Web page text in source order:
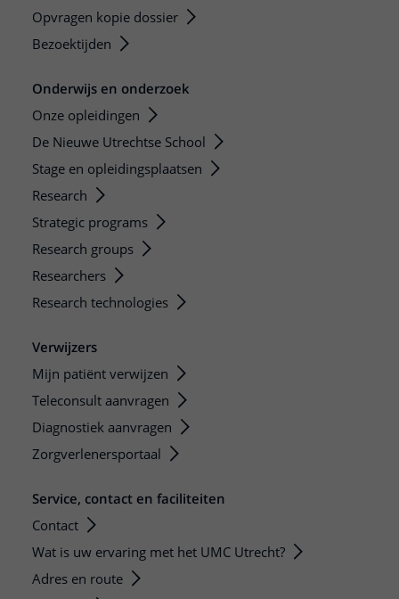
Opvragen kopie dossier
Bezoektijden
Onderwijs en onderzoek
Onze opleidingen
De Nieuwe Utrechtse School
Stage en opleidingsplaatsen
Research
Strategic programs
Research groups
Researchers
Research technologies
Verwijzers
Mijn patiënt verwijzen
Teleconsult aanvragen
Diagnostiek aanvragen
Zorgverlenersportaal
Service, contact en faciliteiten
Contact
Wat is uw ervaring met het UMC Utrecht?
Adres en route